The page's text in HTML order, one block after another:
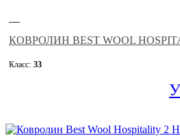
—
КОВРОЛИН BEST WOOL
Класс: 33